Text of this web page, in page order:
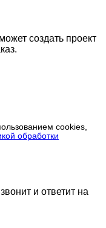
создать проект
cookies,
обработки
и ответит на